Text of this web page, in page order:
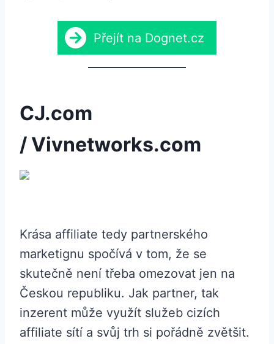
Přejít na Dognet.cz
CJ.com
/ Vivnetworks.com
Krása affiliate tedy partnerského
marketignu spočívá v tom, že se
skutečně není třeba omezovat jen na
Českou republiku. Jak partner, tak
inzerent může využít služeb cizích
affiliate sítí a svůj trh si pořádně zvětšit.